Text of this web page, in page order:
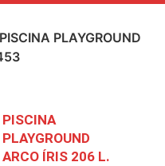
PLAYGROUND
PISCINA
PLAYGROUND
ARCO ÍRIS 206 L.